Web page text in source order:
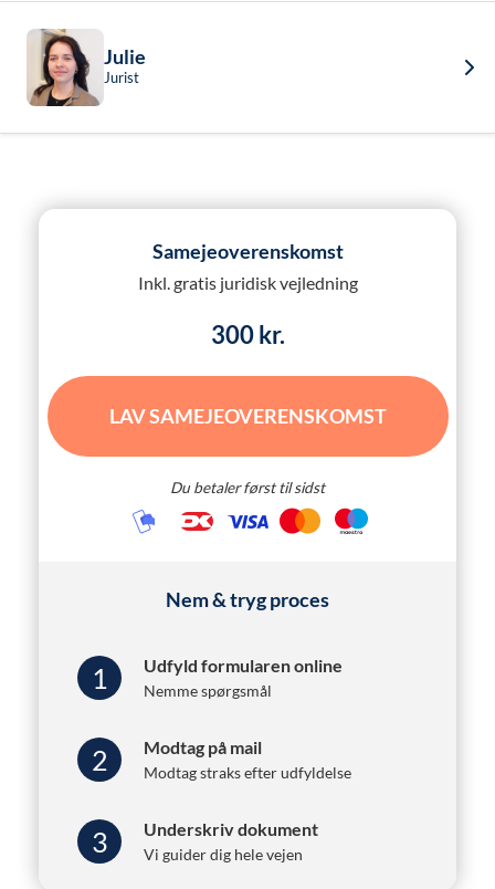
Julie
Jurist
Samejeoverenskomst
Inkl. gratis juridisk vejledning
300 kr.
LAV SAMEJEOVERENSKOMST
Du betaler først til sidst
Nem & tryg proces
1 Udfyld formularen online
Nemme spørgsmål
2 Modtag på mail
Modtag straks efter udfyldelse
3 Underskriv dokument
Vi guider dig hele vejen